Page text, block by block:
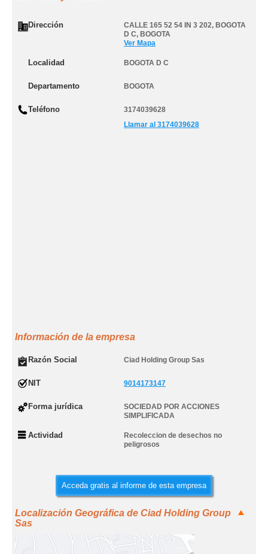
Dirección CALLE 165 52 54 IN 3 202, BOGOTA
D C, BOGOTA
Ver Mapa
Localidad BOGOTA D C
Departamento BOGOTA
Teléfono
3174039628
Llamar al 3174039628
Información de la empresa
Razón Social Ciad Holding Group Sas
NIT 9014173147
Forma jurídica
SOCIEDAD POR ACCIONES
SIMPLIFICADA
Actividad
Recoleccion de desechos no
peligrosos
Acceda gratis al informe de esta empresa
Localización Geográfica de Ciad Holding Group
Sas